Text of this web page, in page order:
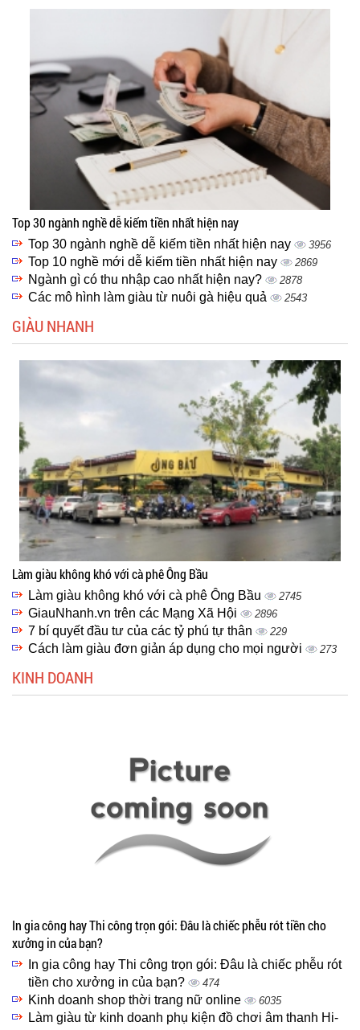
Top 30 ngành nghề dễ kiếm tiền nhất hiện nay
Top 30 ngành nghề dễ kiếm tiền nhất hiện nay 3956
Top 10 nghề mới dễ kiếm tiền nhất hiện nay 2869
Ngành gì có thu nhập cao nhất hiện nay? 2878
Các mô hình làm giàu từ nuôi gà hiệu quả 2543
GIÀU NHANH
Làm giàu không khó với cà phê Ông Bầu
Làm giàu không khó với cà phê Ông Bầu 2745
GiauNhanh.vn trên các Mạng Xã Hội 2896
7 bí quyết đầu tư của các tỷ phú tự thân 229
Cách làm giàu đơn giản áp dụng cho mọi người 273
KINH DOANH
In gia công hay Thi công trọn gói: Đâu là chiếc phễu rót tiền cho
xưởng in của bạn?
In gia công hay Thi công trọn gói: Đâu là chiếc phễu rót
tiền cho xưởng in của bạn?
474
Kinh doanh shop thời trang nữ online 6035
Làm giàu từ kinh doanh phụ kiện đồ chơi âm thanh Hi-